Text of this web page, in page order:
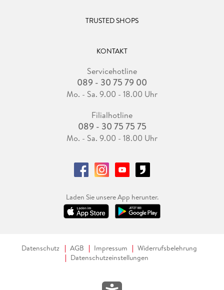
TRUSTED SHOPS
KONTAKT
Servicehotline
089 - 30 75 79 00
Mo. - Sa. 9.00 - 18.00 Uhr
Filialhotline
089 - 30 75 75 75
Mo. - Sa. 9.00 - 18.00 Uhr
Laden Sie unsere App herunter.
Datenschutz AGB Impressum
Widerrufsbelehrung
Datenschutzeinstellungen